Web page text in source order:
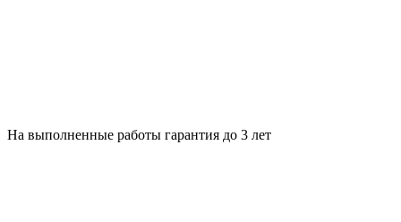
На выполненные работы гарантия до 3 лет